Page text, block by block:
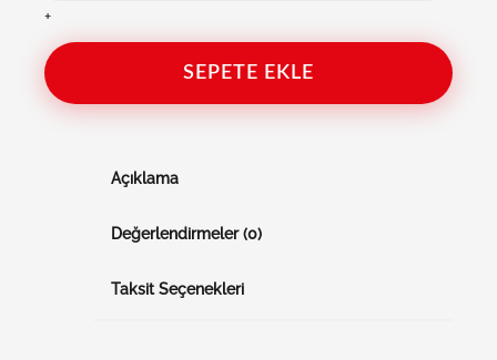
+
SEPETE EKLE
Açıklama
Değerlendirmeler (0)
Taksit Seçenekleri